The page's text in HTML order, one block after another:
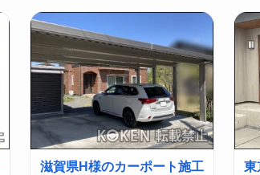
滋賀県H様のカーポート施工
東